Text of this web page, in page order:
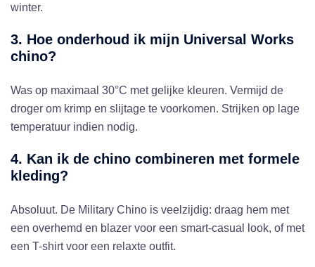
winter.
3. Hoe onderhoud ik mijn Universal Works
chino?
Was op maximaal 30°C met gelijke kleuren. Vermijd de
droger om krimp en slijtage te voorkomen. Strijken op lage
temperatuur indien nodig.
4. Kan ik de chino combineren met formele
kleding?
Absoluut. De Military Chino is veelzijdig: draag hem met
een overhemd en blazer voor een smart-casual look, of met
een T-shirt voor een relaxte outfit.